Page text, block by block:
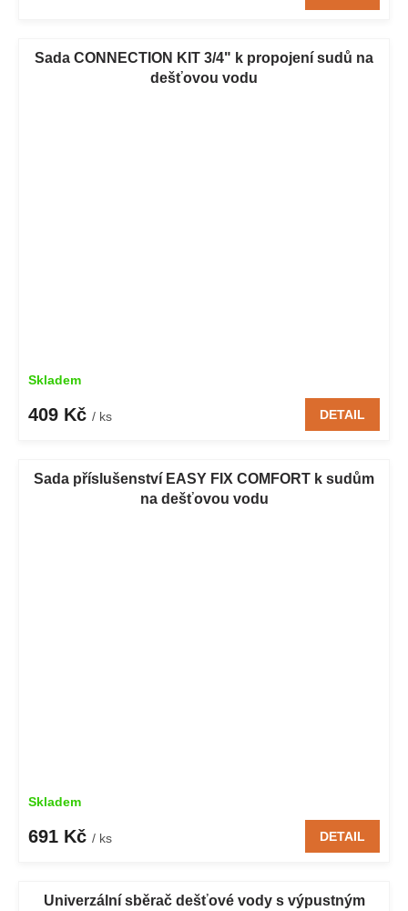
Sada CONNECTION KIT 3/4" k propojení sudů na
dešťovou vodu
Skladem
409 Kč / ks DETAIL
Sada příslušenství EASY FIX COMFORT k sudům
na dešťovou vodu
Skladem
691 Kč / ks DETAIL
Univerzální sběrač dešťové vody s výpustným